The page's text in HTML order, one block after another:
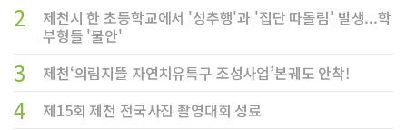
2
제천시 한 초등학교에서 '성추행'과 '집단 따돌림' 발생...학
부형들 '불안'
3 제천‘의림지뜰 자연치유특구 조성사업’본궤도 안착!
4 제15회 제천 전국사진 촬영대회 성료